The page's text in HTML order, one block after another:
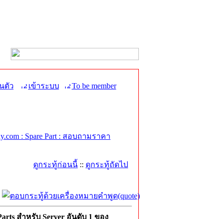
ตัว เข้าระบบ To be member
: Spare Part : สอบถามราคา
ดูกระทู้ก่อนนี้ :: ดูกระทู้ถัดไป
สำหรับ Server อันดับ 1 ของ